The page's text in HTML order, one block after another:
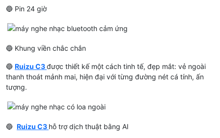
🔵 Pin 24 giờ
🔵 Khung viền chắc chắn
🔵 Ruizu C3được thiết kế một cách tinh tế, đẹp mắt: vẻ ngoài
thanh thoát mảnh mai, hiện đại với từng đường nét cá tính, ấn
tượng.
🔵 Ruizu C3 hỗ trợ dịch thuật bằng AI